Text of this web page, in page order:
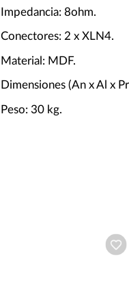
Impedancia: 8ohm.
Conectores: 2 x XLN4.
Material: MDF.
Dimensiones (An x Al x
Peso: 30 kg.